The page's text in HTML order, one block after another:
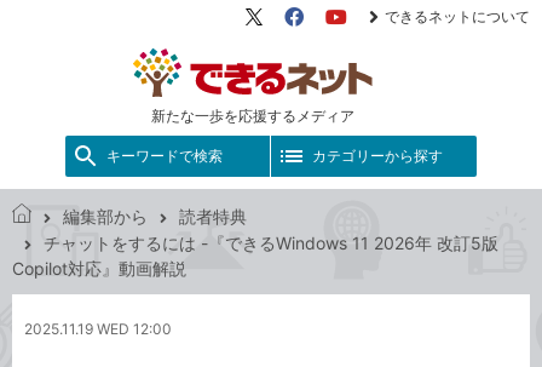
新たな一歩を応援するメディア
X（旧
FacebookYouTube
できるネットについて
キーワードで検索 カテゴリーから探す
で
き
ッ
編集部から
読者特典
チャットをするには -『できるWindows 11 2026年 改訂5版
Copilot対応』動画解説
2025.11.19 WED 12:00